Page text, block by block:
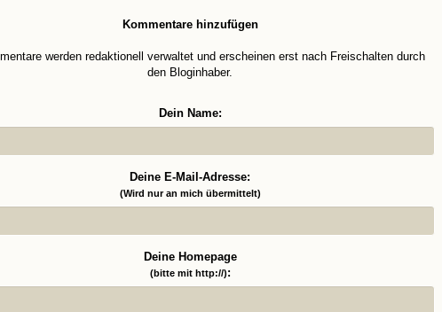
Kommentare hinzufügen
werden redaktionell verwaltet und erscheinen erst nach Freischalten durch
den Bloginhaber.
Dein Name:
Deine E-Mail-Adresse:
(Wird nur an mich übermittelt)
Deine Homepage
(bitte mit http://):